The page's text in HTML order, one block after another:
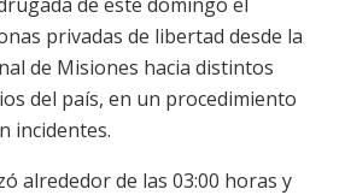
privadas de libertad desde la
de Misiones hacia distintos
del país, en un procedimiento
incidentes.
alrededor de las 03:00 horas y